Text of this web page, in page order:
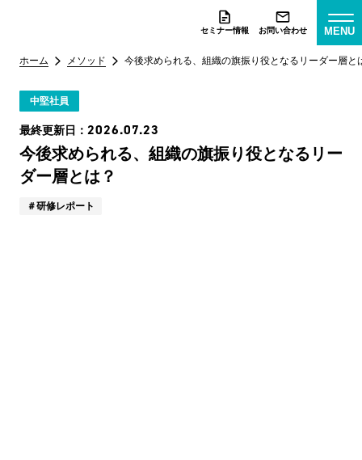
セミナー情報 お問い合わせ MENU
ホーム メソッド 今後求められる、組織の旗振り役となるリーダー層と
中堅社員
最終更新日： 2026.07.23
今後求められる、組織の旗振り役となるリー
ダー層とは？
研修レポート